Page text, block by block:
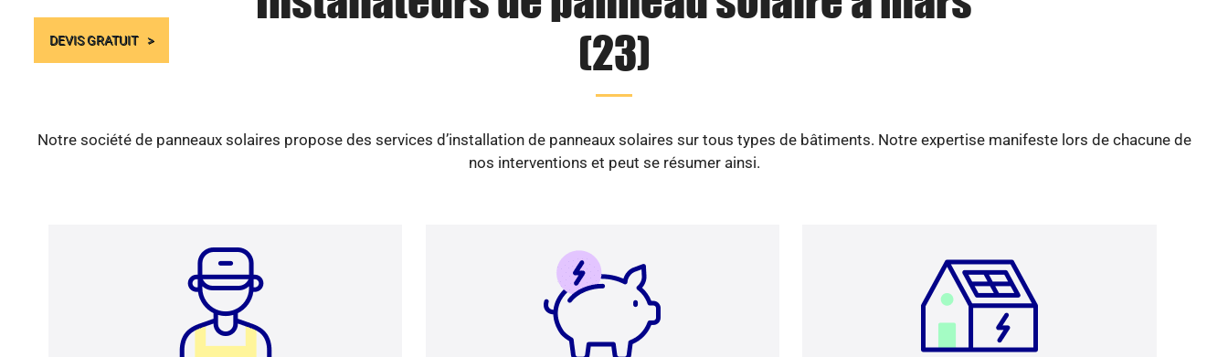
DEVIS GRATUIT
(23)
Notre société de panneaux solaires propose des services d’installation de panneaux solaires sur tous types de bâtiments. Notre expertise manifeste lors de chacune de
nos interventions et peut se résumer ainsi.